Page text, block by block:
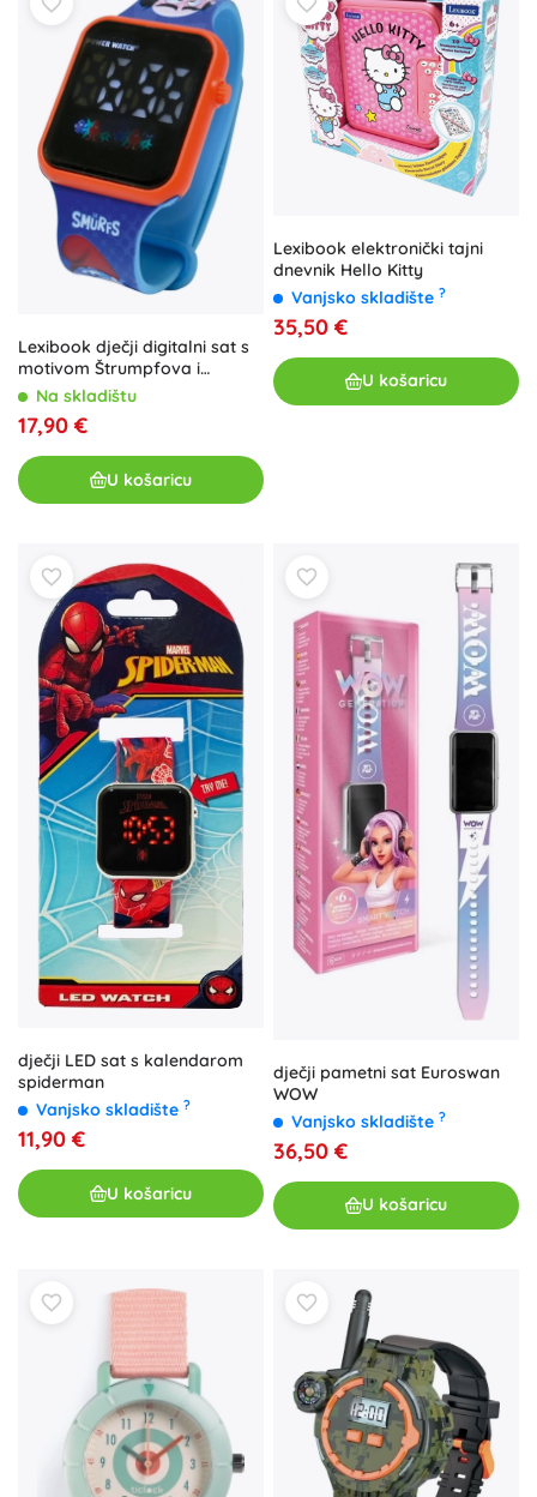
Lexibook dječji digitalni sat s
motivom Štrumpfova i
alarmom
Na skladištu
17,90 €
U košaricu
Lexibook elektronički tajni
dnevnik Hello Kitty
Vanjsko skladište ?
35,50 €
U košaricu
dječji LED sat s kalendarom
spiderman
Vanjsko skladište ?
11,90 €
U košaricu
dječji pametni sat Euroswan
WOW
Vanjsko skladište ?
36,50 €
U košaricu